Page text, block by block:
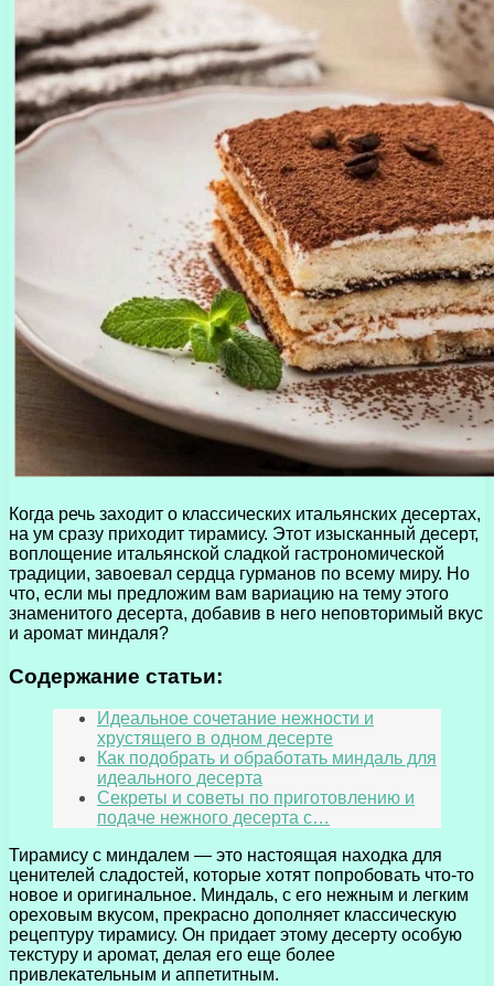
Когда речь заходит о классических итальянских десертах,
на ум сразу приходит тирамису. Этот изысканный десерт,
воплощение итальянской сладкой гастрономической
традиции, завоевал сердца гурманов по всему миру. Но
что, если мы предложим вам вариацию на тему этого
знаменитого десерта, добавив в него неповторимый вкус
и аромат миндаля?
Содержание статьи:
Идеальное сочетание нежности и
хрустящего в одном десерте
Как подобрать и обработать миндаль для
идеального десерта
Секреты и советы по приготовлению и
подаче нежного десерта с…
Тирамису с миндалем — это настоящая находка для
ценителей сладостей, которые хотят попробовать что-то
новое и оригинальное. Миндаль, с его нежным и легким
ореховым вкусом, прекрасно дополняет классическую
рецептуру тирамису. Он придает этому десерту особую
текстуру и аромат, делая его еще более
привлекательным и аппетитным.